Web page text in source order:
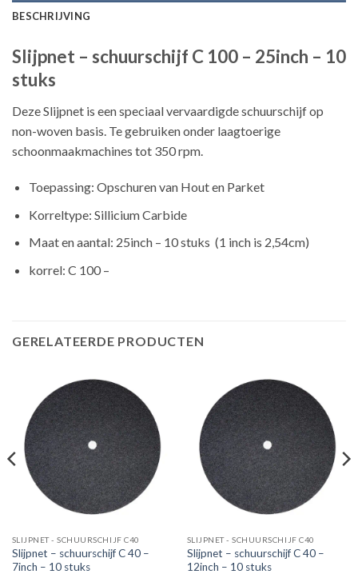
BESCHRIJVING
Slijpnet – schuurschijf C 100 – 25inch – 10
stuks
Deze Slijpnet is een speciaal vervaardigde schuurschijf op
non-woven basis. Te gebruiken onder laagtoerige
schoonmaakmachines tot 350 rpm.
Toepassing: Opschuren van Hout en Parket
Korreltype: Sillicium Carbide
Maat en aantal: 25inch – 10 stuks (1 inch is 2,54cm)
korrel: C 100 –
GERELATEERDE PRODUCTEN
SLIJPNET - SCHUURSCHIJF C40
Slijpnet – schuurschijf C 40 –
7inch – 10 stuks
SLIJPNET - SCHUURSCHIJF C40
Slijpnet – schuurschijf C 40 –
12inch – 10 stuks